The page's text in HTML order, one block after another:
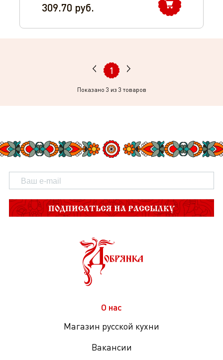
309.70 руб.
1
Показано 3 из 3 товаров
ПОДПИСАТЬСЯ НА РАССЫЛКУ
О нас
Магазин русской кухни
Вакансии